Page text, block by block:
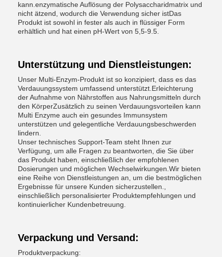
kann.enzymatische Auflösung der Polysaccharidmatrix und
nicht ätzend, wodurch die Verwendung sicher istDas
Produkt ist sowohl in fester als auch in flüssiger Form
erhältlich und hat einen pH-Wert von 5,5-9.5.
Unterstützung und Dienstleistungen:
Unser Multi-Enzym-Produkt ist so konzipiert, dass es das
Verdauungssystem umfassend unterstützt.Erleichterung
der Aufnahme von Nährstoffen aus Nahrungsmitteln durch
den KörperZusätzlich zu seinen Verdauungsvorteilen kann
Multi Enzyme auch ein gesundes Immunsystem
unterstützen und gelegentliche Verdauungsbeschwerden
lindern.
Unser technisches Support-Team steht Ihnen zur
Verfügung, um alle Fragen zu beantworten, die Sie über
das Produkt haben, einschließlich der empfohlenen
Dosierungen und möglichen Wechselwirkungen.Wir bieten
eine Reihe von Dienstleistungen an, um die bestmöglichen
Ergebnisse für unsere Kunden sicherzustellen.,
einschließlich personalisierter Produktempfehlungen und
kontinuierlicher Kundenbetreuung.
Verpackung und Versand:
Produktverpackung: